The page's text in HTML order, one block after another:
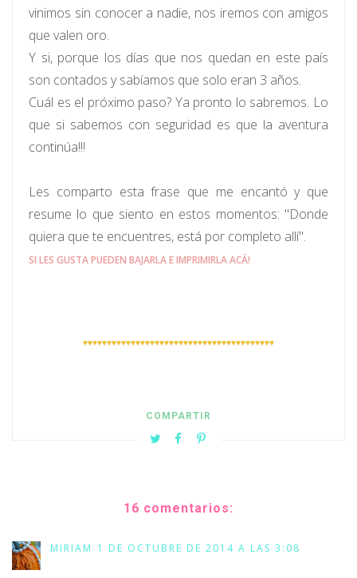
vinimos sin conocer a nadie, nos iremos con amigos
que valen oro.
Y si, porque los días que nos quedan en este país
son contados y sabíamos que solo eran 3 años.
Cuál es el próximo paso? Ya pronto lo sabremos. Lo
que si sabemos con seguridad es que la aventura
continúa!!!
Les comparto esta frase que me encantó y que
resume lo que siento en estos momentos: "Donde
quiera que te encuentres, está por completo allí".
SI LES GUSTA PUEDEN BAJARLA E IMPRIMIRLA ACÁ!
♥♥♥♥♥♥♥♥♥♥♥♥♥♥♥♥♥♥♥♥♥♥♥♥♥♥♥♥♥♥♥♥♥♥♥♥♥♥♥♥
COMPARTIR
16 comentarios:
MIRIAM 1 DE OCTUBRE DE 2014 A LAS 3:08